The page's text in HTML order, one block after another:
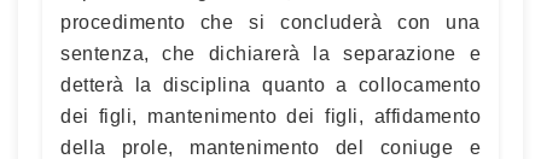
procedimento che si concluderà con una
sentenza, che dichiarerà la separazione e
detterà la disciplina quanto a collocamento
dei figli, mantenimento dei figli, affidamento
della prole, mantenimento del coniuge e